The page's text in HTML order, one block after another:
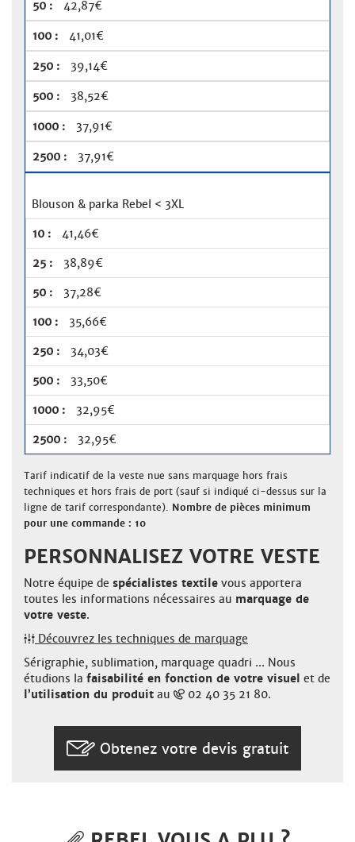
42,87€
41,01€
39,14€
38,52€
37,91€
37,91€
Blouson & parka Rebel < 3XL
41,46€
38,89€
37,28€
35,66€
34,03€
33,50€
32,95€
32,95€
Tarif indicatif de la veste nue sans marquage hors frais
techniques et hors frais de port (sauf si indiqué ci-dessus sur la
ligne de tarif correspondante). Nombre de pièces minimum
pour une commande : 10
PERSONNALISEZ VOTRE VESTE
Notre équipe de spécialistes textile vous apportera
toutes les informations nécessaires au marquage de
votre veste.
Découvrez les techniques de marquage
Sérigraphie, sublimation, marquage quadri ... Nous
étudions la faisabilité en fonction de votre visuel et de
l’utilisation du produit au 02 40 35 21 80.
Obtenez votre devis gratuit